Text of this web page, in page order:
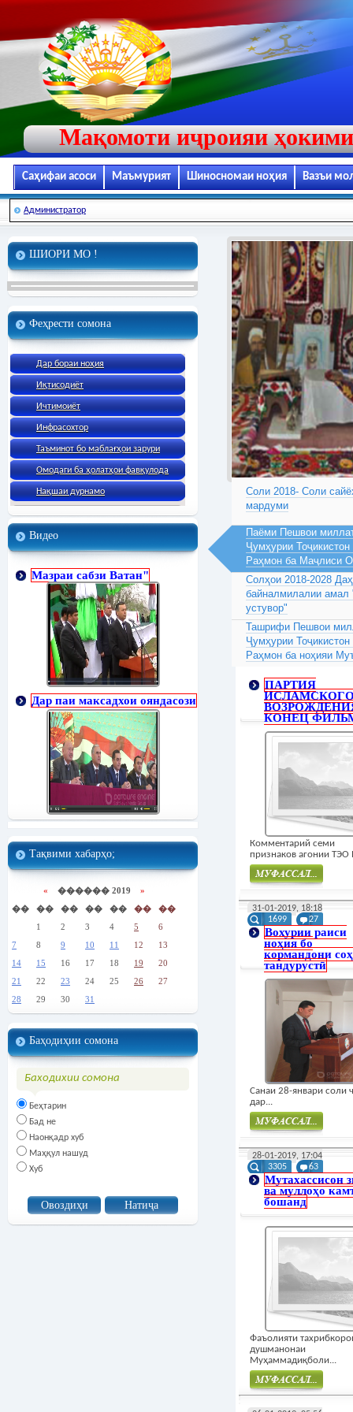
Мақомоти иҷроияи
Саҳифаи асоси Маъмурият Шиносномаи ноҳия Вазъи
Администратор
ШИОРИ МО !
Феҳрести сомона
Дар бораи ноҳия
Иқтисодиёт
Ичтимоиёт
Инфрасохтор
Таъминот бо маблағҳои зарури
Омодаги ба ҳолатҳои фавқулода
Нақшаи дурнамо
Видео
Мазраи сабзи Ватан"
Дар паи максадхои ояндасози
Тақвими хабарҳо;
« ������ 2019 »
��
�� �� �� �� ��
��
1
2 3 4 5
6
7
8 9 10 11 12
13
14
15 16 17 18 19
20
21
22 23 24 25 26
27
28
29 30 31
Баҳодиҳии сомона
Баходихии сомона
Беҳтарин
Бад не
Наонқадр хуб
Маҳқул нашуд
Хуб
Соли 2018- Соли
мардуми
Паёми Пешвои
Ҷумҳурии
Раҳмон ба Маҷлиси
Солҳои 2018-2028
байналмилалии
устувор"
Ташрифи Пешвои
Ҷумҳурии
Раҳмон ба ноҳияи
ПАРТИЯ
КОНЕЦ
Комментарий семи
признаков агонии ТЭО
Муфасал
31-01-2019, 18:18
1699
27
Вохурии раиси
ноҳия бо
кормандони
тандурустӣ
Санаи 28-январи соли
дар...
Муфасал
28-01-2019, 17:04
3305
63
Мутахассисон
ва муллоҳо
бошанд
Фаъолияти
душманонаи
Муҳаммадиқболи...